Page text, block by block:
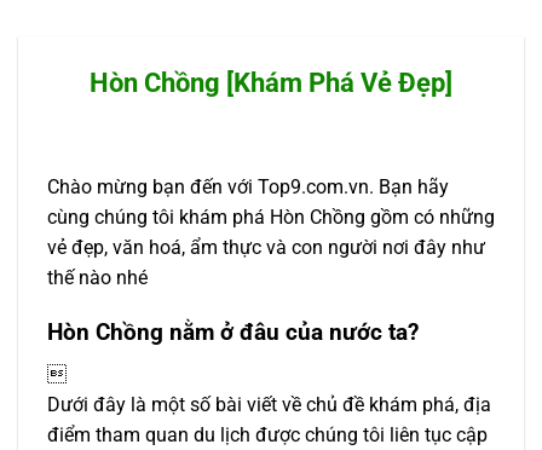
Hòn Chồng [Khám Phá Vẻ Đẹp]
Chào mừng bạn đến với Top9.com.vn. Bạn hãy
cùng chúng tôi khám phá Hòn Chồng gồm có những
vẻ đẹp, văn hoá, ẩm thực và con người nơi đây như
thế nào nhé
Hòn Chồng nằm ở đâu của nước ta?

Dưới đây là một số bài viết về chủ đề khám phá, địa
điểm tham quan du lịch được chúng tôi liên tục cập